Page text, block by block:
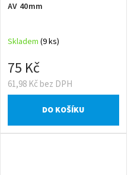
AV 40mm
Skladem (9 ks)
61,98 Kč bez DPH
75 Kč
DO KOŠÍKU